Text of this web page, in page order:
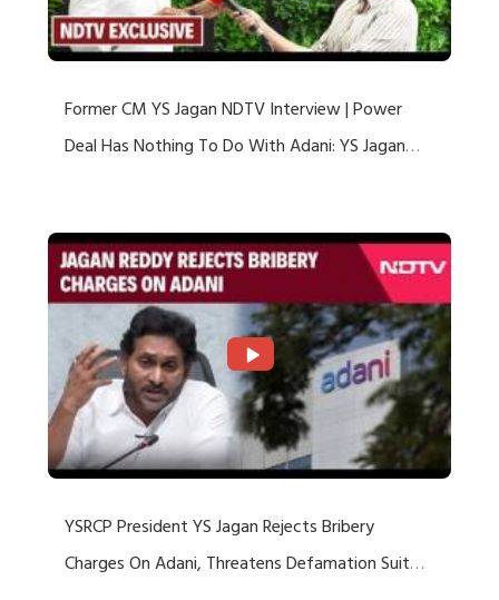
Former CM YS Jagan NDTV Interview | Power
Deal Has Nothing To Do With Adani: YS Jagan
YSRCP President YS Jagan Rejects Bribery
Charges On Adani, Threatens Defamation Suit